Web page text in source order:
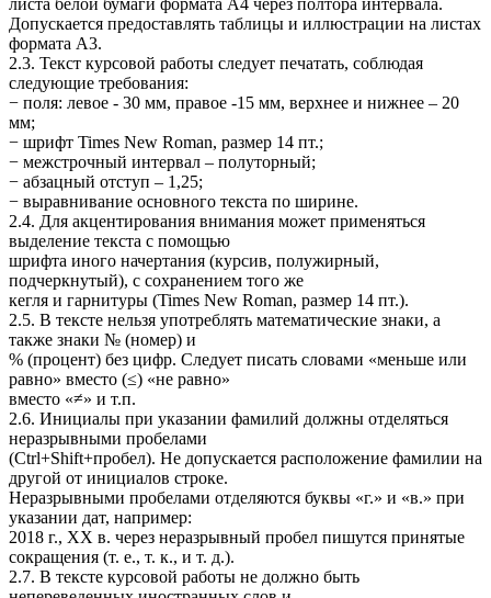
Допускается предоставлять таблицы и иллюстрации на листах
формата А3.
2.3. Текст курсовой работы следует печатать, соблюдая
следующие требования:
− поля: левое - 30 мм, правое -15 мм, верхнее и нижнее – 20
мм;
− шрифт Times New Roman, размер 14 пт.;
− межстрочный интервал – полуторный;
− абзацный отступ – 1,25;
− выравнивание основного текста по ширине.
2.4. Для акцентирования внимания может применяться
выделение текста с помощью
шрифта иного начертания (курсив, полужирный,
подчеркнутый), с сохранением того же
кегля и гарнитуры (Times New Roman, размер 14 пт.).
2.5. В тексте нельзя употреблять математические знаки, а
также знаки № (номер) и
% (процент) без цифр. Следует писать словами «меньше или
равно» вместо (≤) «не равно»
вместо «≠» и т.п.
2.6. Инициалы при указании фамилий должны отделяться
неразрывными пробелами
(Ctrl+Shift+пробел). Не допускается расположение фамилии на
другой от инициалов строке.
Неразрывными пробелами отделяются буквы «г.» и «в.» при
указании дат, например:
2018 г., ХХ в. через неразрывный пробел пишутся принятые
сокращения (т. е., т. к., и т. д.).
2.7. В тексте курсовой работы не должно быть